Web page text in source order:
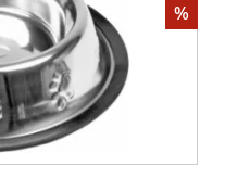
%